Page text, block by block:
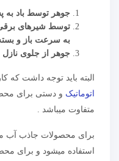
جوهر توسط باد به
توسط شیرهای
به سرعت باز و
جوهر از جلوی نازل
البته باید توجه داشت که
اتوماتیک و دستی برای
متفاوت میباشد .
برای محصولات جاذب آب
استفاده میشود و برای